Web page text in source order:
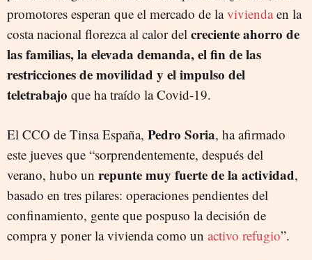
promotores esperan que el mercado de laviviendaen la
costa nacional florezca al calor del creciente ahorro de
las familias, la elevada demanda, el fin de las
restricciones de movilidad y el impulso del
teletrabajo que ha traído la Covid-19.
El CCO de Tinsa España, Pedro Soria, ha afirmado
este jueves que “sorprendentemente, después del
verano, hubo un repunte muy fuerte de la actividad,
basado en tres pilares: operaciones pendientes del
confinamiento, gente que pospuso la decisión de
compra y poner la vivienda como un activo refugio”.